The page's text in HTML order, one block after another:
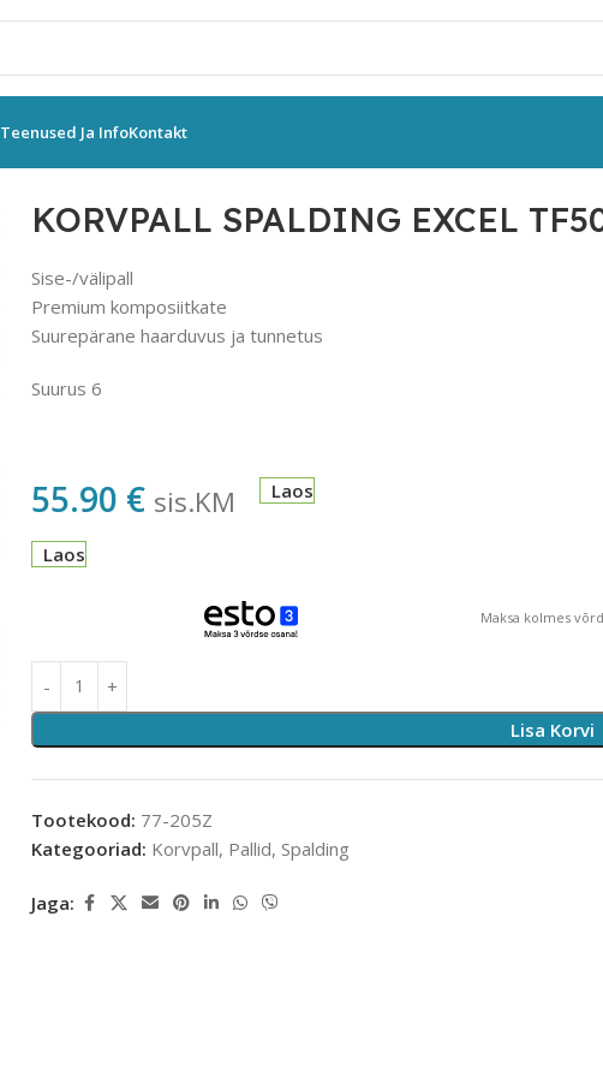
Teenused Ja InfoKontakt
KORVPALL SPALDING EXCEL
Sise-/välipall
Premium komposiitkate
Suurepärane haarduvus ja tunnetus
Suurus 6
55.90 € sis.KM Laos
Laos
Maksa kolmes
Lisa Korvi
Tootekood: 77-205Z
Kategooriad: Korvpall, Pallid, Spalding
Jaga: